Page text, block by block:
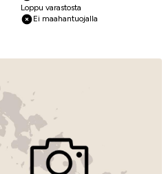
Loppu varastosta
Ei maahantuojalla